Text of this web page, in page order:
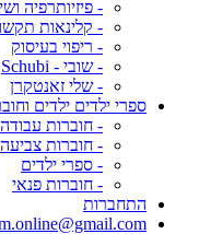
- פיזיותרפיה
- קלינאות
- ריפוי בעיסוק
- שובי - Schubi
- שלי זאנטקרן
ספרי ילדים ילדים
- חוברות
- חוברות צביעה
- ספרי ילדים
- חוברות פנאי
התחברות